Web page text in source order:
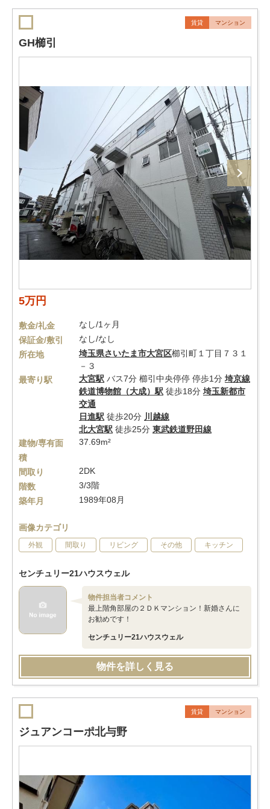
賃貸 マンション
GH櫛引
5万円
敷金/礼金
なし/1ヶ月
保証金/敷引
なし/なし
所在地
埼玉県さいたま市大宮区櫛引町１丁目７３１
－３
最寄り駅
大宮駅 バス7分 櫛引中央停停 停歩1分 埼京線
鉄道博物館（大成）駅 徒歩18分 埼玉新都市
交通
日進駅 徒歩20分 川越線
北大宮駅 徒歩25分 東武鉄道野田線
建物/専有面
積
37.69m²
間取り
2DK
階数
3/3階
築年月
1989年08月
画像カテゴリ
外観 間取り リビング その他 キッチン
センチュリー21ハウスウェル
物件担当者コメント
最上階角部屋の２ＤＫマンション！新婚さんに
お勧めです！
センチュリー21ハウスウェル
物件を詳しく見る
賃貸 マンション
ジュアンコーポ北与野